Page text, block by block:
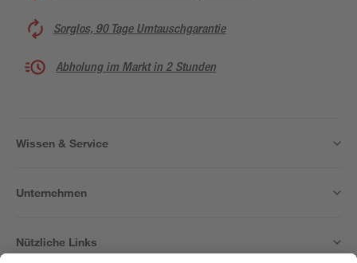
Sorglos, 90 Tage Umtauschgarantie
Abholung im Markt in 2 Stunden
Wissen & Service
Unternehmen
Nützliche Links